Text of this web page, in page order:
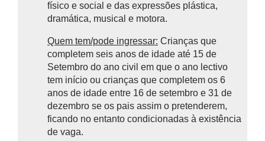
físico e social e das expressões plástica,
dramática, musical e motora.
Quem tem/pode ingressar: Crianças que
completem seis anos de idade até 15 de
Setembro do ano civil em que o ano lectivo
tem início ou crianças que completem os 6
anos de idade entre 16 de setembro e 31 de
dezembro se os pais assim o pretenderem,
ficando no entanto condicionadas à existência
de vaga.